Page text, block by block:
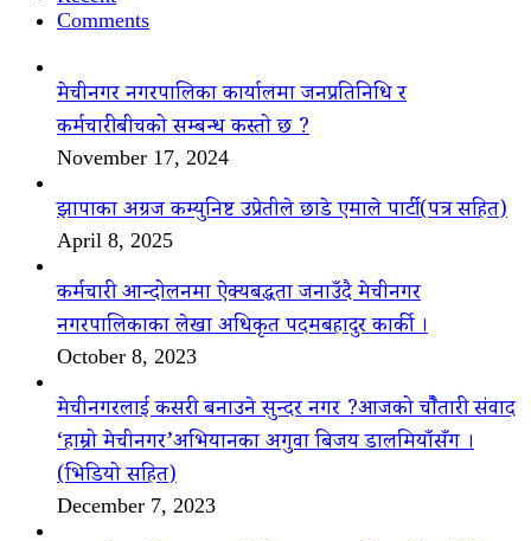
Comments
मेचीनगर नगरपालिका कार्यालमा जनप्रतिनिधि र
कर्मचारीबीचको सम्बन्ध कस्तो छ ?
November 17, 2024
झापाका अग्रज कम्युनिष्ट उप्रेतीले छाडे एमाले पार्टी(पत्र सहित)
April 8, 2025
कर्मचारी आन्दोलनमा ऐक्यबद्धता जनाउँदै मेचीनगर
नगरपालिकाका लेखा अधिकृत पदमबहादुर कार्की ।
October 8, 2023
मेचीनगरलाई कसरी बनाउने सुन्दर नगर ?आजको चौैतारी संवाद
‘हाम्रो मेचीनगर’अभियानका अगुवा बिजय डालमियाँसँग ।
(भिडियो सहित)
December 7, 2023